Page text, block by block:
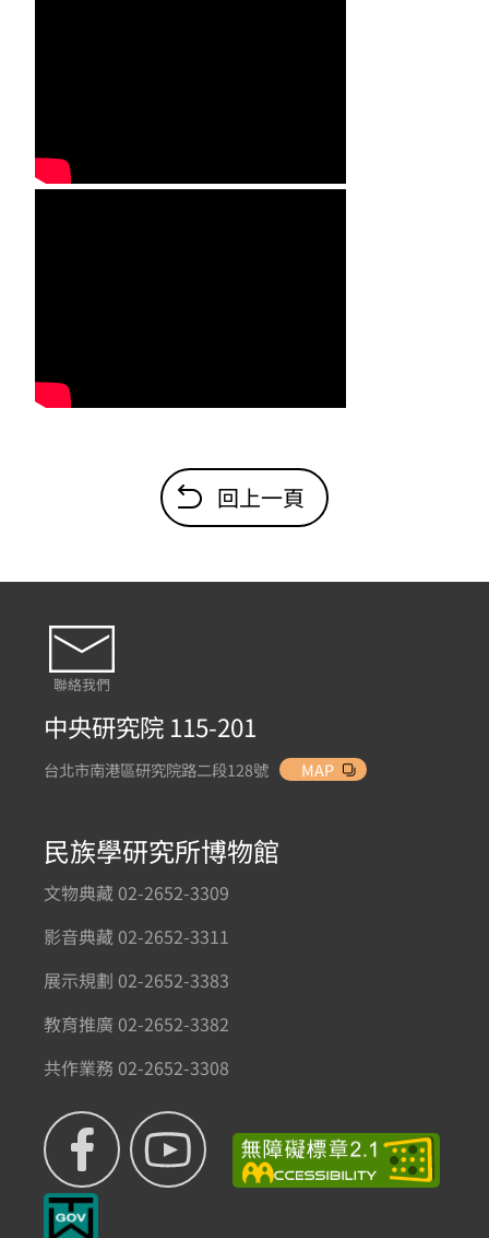
回上一頁
聯絡我們
中央研究院 115-201
台北市南港區研究院路二段128號 MAP
民族學研究所博物館
文物典藏 02-2652-3309
影音典藏 02-2652-3311
展示規劃 02-2652-3383
教育推廣 02-2652-3382
共作業務 02-2652-3308